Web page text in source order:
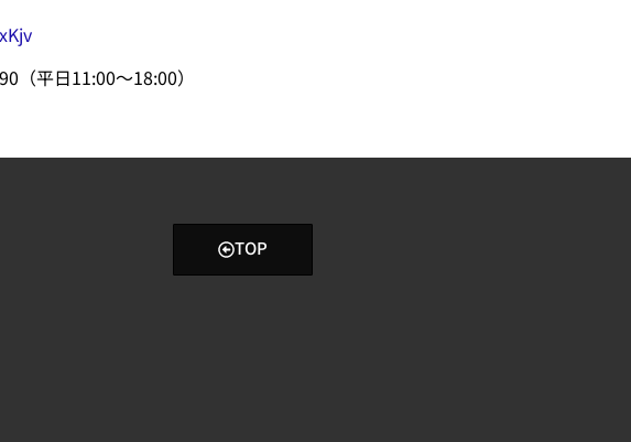
（平日11:00～18:00）
TOP